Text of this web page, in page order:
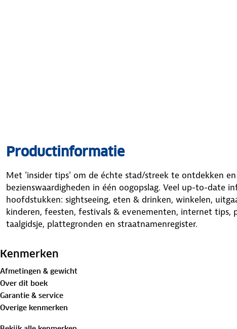
Productinformatie
Met 'insider tips' om de échte stad/streek te ontdekken en
bezienswaardigheden in één oogopslag. Veel up-to-date
hoofdstukken: sightseeing, eten & drinken, winkelen,
kinderen, feesten, festivals & evenementen, internet tips,
taalgidsje, plattegronden en straatnamenregister.
Kenmerken
Afmetingen & gewicht
Over dit boek
Garantie & service
Overige kenmerken